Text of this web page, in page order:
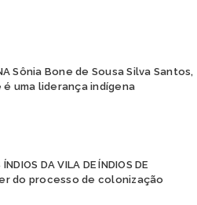
Sônia Bone de Sousa Silva Santos,
é uma liderança indígena
DA VILA DE ÍNDIOS DE
do processo de colonização